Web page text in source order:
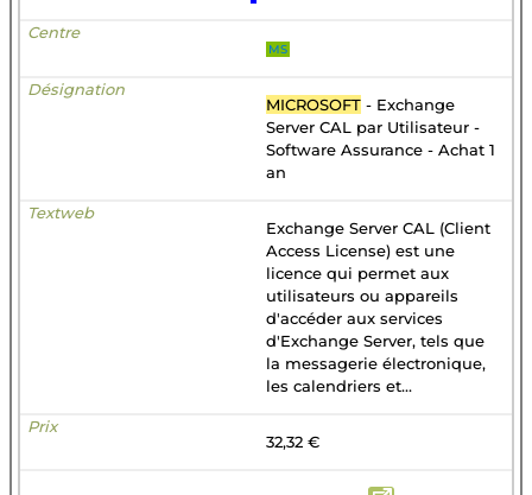
MS
MICROSOFT - Exchange
Server CAL par Utilisateur -
Software Assurance - Achat 1
an
Exchange Server CAL (Client
Access License) est une
licence qui permet aux
utilisateurs ou appareils
d'accéder aux services
d'Exchange Server, tels que
la messagerie électronique,
les calendriers et...
32,32 €